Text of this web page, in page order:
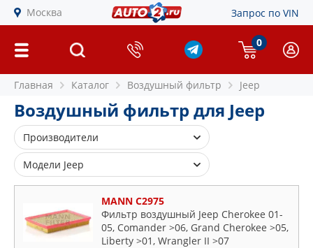
Москва Запрос по VIN
0
Главная Каталог Воздушный фильтр Jeep
Воздушный фильтр для Jeep
Производители
ALCO FILTER
BLUE PRINT
CHAMPION
CLEAN FILTERS
Модели Jeep
Cherokee
Commander
MANN C2975
Фильтр воздушный Jeep Cherokee 01-
05, Comander >06, Grand Cherokee >05,
Liberty >01, Wrangler II >07